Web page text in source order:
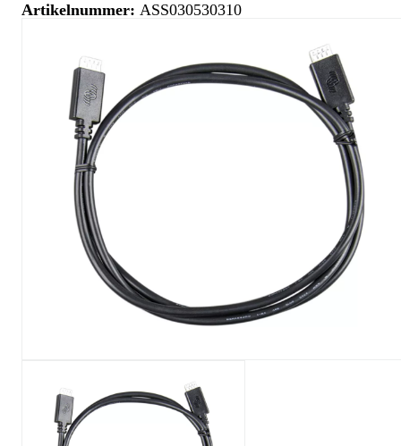
Artikelnummer: ASS030530310